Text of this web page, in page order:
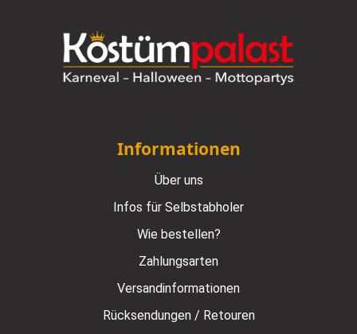
Informationen
Über uns
Infos für Selbstabholer
Wie bestellen?
Zahlungsarten
Versandinformationen
Rücksendungen / Retouren